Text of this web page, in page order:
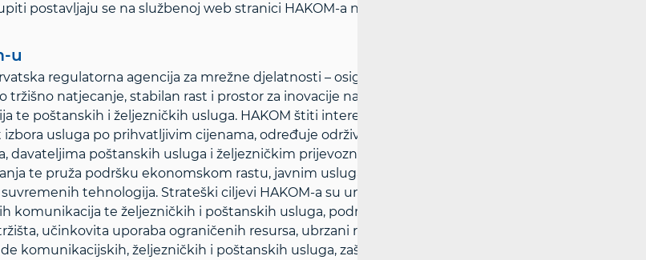
postavljaju se na službenoj web stranici HAKOM-a na adresi:
u
regulatorna agencija za mrežne djelatnosti – osigurava pretpostavke za
tržišno natjecanje, stabilan rast i prostor za inovacije na tržištima elektroničkih
te poštanskih i željezničkih usluga. HAKOM štiti interese korisnika i osigurava
usluga po prihvatljivim cijenama, određuje održive konkurentne uvjete
davateljima poštanskih usluga i željezničkim prijevoznicima uz pravedne uvjete za
te pruža podršku ekonomskom rastu, javnim uslugama i kakvoći života u RH
tehnologija. Strateški ciljevi HAKOM-a su unaprjeđenje regulacije tržišta
komunikacija te željezničkih i poštanskih usluga, podržavanje rasta ulaganja i
učinkovita uporaba ograničenih resursa, ubrzani rast širokopojasnih usluga,
komunikacijskih, željezničkih i poštanskih usluga, zaštita i informiranje korisnika,